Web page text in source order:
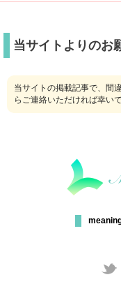
当サイトよりのお
当サイトの掲載記事で、間
らご連絡いただければ幸いで